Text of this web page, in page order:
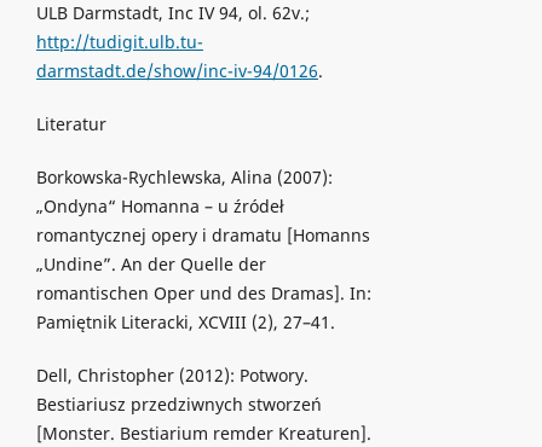
ULB Darmstadt, Inc IV 94, ol. 62v.;
http://tudigit.ulb.tu-
darmstadt.de/show/inc-iv-94/0126.
Literatur
Borkowska-Rychlewska, Alina (2007):
„Ondyna“ Homanna – u źródeł
romantycznej opery i dramatu [Homanns
„Undine”. An der Quelle der
romantischen Oper und des Dramas]. In:
Pamiętnik Literacki, XCVIII (2), 27–41.
Dell, Christopher (2012): Potwory.
Bestiariusz przedziwnych stworzeń
[Monster. Bestiarium remder Kreaturen].